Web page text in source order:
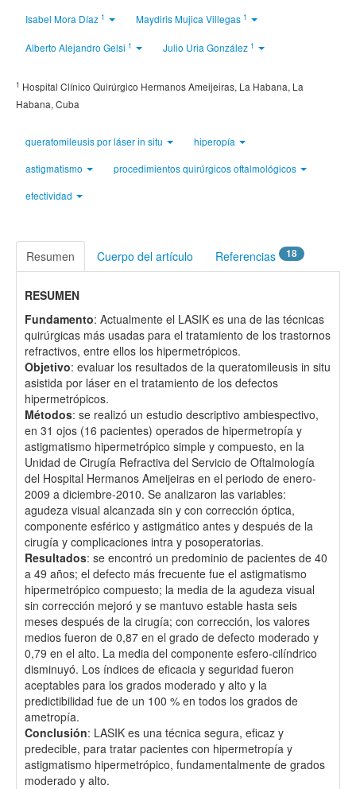
Isabel Mora Díaz 1 Maydiris Mujica Villegas 1
Alberto Alejandro Gelsi 1 Julio Uria González 1
1 Hospital Clínico Quirúrgico Hermanos Ameijeiras, La Habana, La
Habana, Cuba
queratomileusis por láser in situ
hiperopía
astigmatismo
procedimientos quirúrgicos oftalmológicos
efectividad
Resumen Cuerpo del artículo Referencias 18
RESUMEN
Fundamento: Actualmente el LASIK es una de las técnicas
quirúrgicas más usadas para el tratamiento de los trastornos
refractivos, entre ellos los hipermetrópicos.
Objetivo: evaluar los resultados de la queratomileusis in situ
asistida por láser en el tratamiento de los defectos
hipermetrópicos.
Métodos: se realizó un estudio descriptivo ambiespectivo,
en 31 ojos (16 pacientes) operados de hipermetropía y
astigmatismo hipermetrópico simple y compuesto, en la
Unidad de Cirugía Refractiva del Servicio de Oftalmología
del Hospital Hermanos Ameijeiras en el periodo de enero-
2009 a diciembre-2010. Se analizaron las variables:
agudeza visual alcanzada sin y con corrección óptica,
componente esférico y astigmático antes y después de la
cirugía y complicaciones intra y posoperatorias.
Resultados: se encontró un predominio de pacientes de 40
a 49 años; el defecto más frecuente fue el astigmatismo
hipermetrópico compuesto; la media de la agudeza visual
sin corrección mejoró y se mantuvo estable hasta seis
meses después de la cirugía; con corrección, los valores
medios fueron de 0,87 en el grado de defecto moderado y
0,79 en el alto. La media del componente esfero-cilíndrico
disminuyó. Los índices de eficacia y seguridad fueron
aceptables para los grados moderado y alto y la
predictibilidad fue de un 100 % en todos los grados de
ametropía.
Conclusión: LASIK es una técnica segura, eficaz y
predecible, para tratar pacientes con hipermetropía y
astigmatismo hipermetrópico, fundamentalmente de grados
moderado y alto.